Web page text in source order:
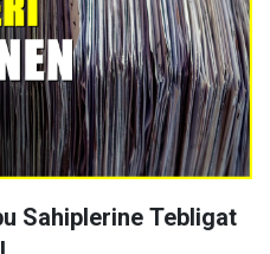
Sahiplerine Tebligat